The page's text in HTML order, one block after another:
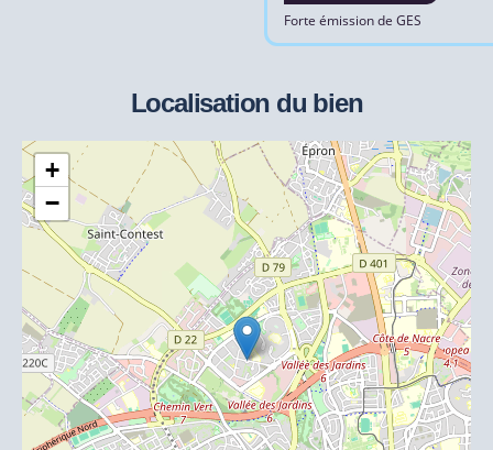
Forte émission de GES
Localisation du bien
+
−